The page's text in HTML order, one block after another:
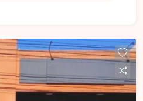
de serviço e 2 vagas de
ambientes amplos,
proporcionando
toda a família. O